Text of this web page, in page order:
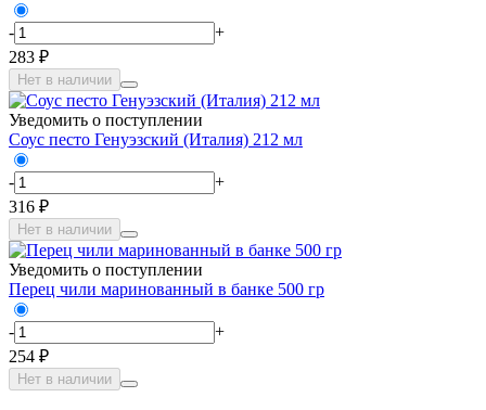
-
+
283 ₽
Нет в наличии
Уведомить о поступлении
Соус песто Генуэзский (Италия) 212 мл
-
+
316 ₽
Нет в наличии
Уведомить о поступлении
Перец чили маринованный в банке 500 гр
-
+
254 ₽
Нет в наличии